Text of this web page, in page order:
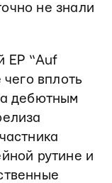
не знали
EP “Auf
вплоть
дебютным
рутине и